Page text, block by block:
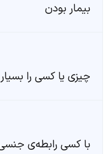
بیمار بودن
چیزی یا کسی را
با کسی رابطه‌ی